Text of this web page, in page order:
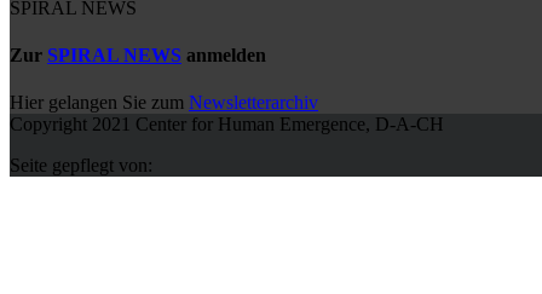
SPIRAL NEWS
Zur SPIRAL NEWS anmelden
Hier gelangen Sie zum Newsletterarchiv
Copyright 2021 Center for Human Emergence, D-A-CH
Seite gepflegt von: